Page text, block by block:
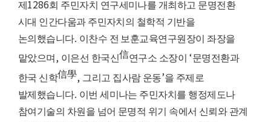
제 1286회 주민자치 연구세미나를 개최하고 문명전환
시대 인간다움과 주민자치의 철학적 기반을
논의했습니다. 이찬수 전 보훈교육연구원장이 좌장을
맡았으며 , 이은선 한국신信연구소 소장이 ‘문명전환과
한국 신학信學, 그리고 집사람 운동’을 주제로
발제했습니다. 이번 세미나는 주민자치를 행정제도나
참여기술의 차원을 넘어 문명적 위기 속에서 신뢰와 관계